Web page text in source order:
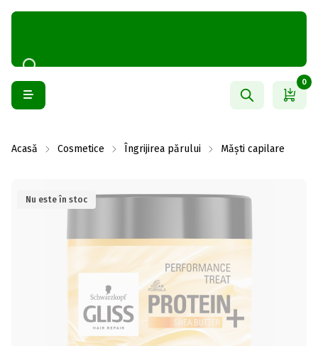
0
Acasă Cosmetice Îngrijirea părului Măști capilare
Nu este în stoc